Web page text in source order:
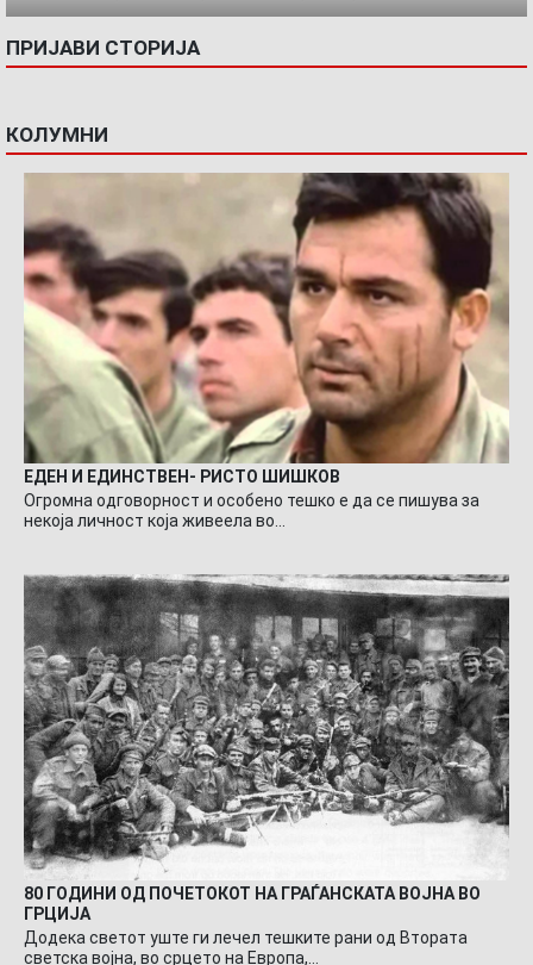
ПРИЈАВИ СТОРИЈА
КОЛУМНИ
ЕДЕН И ЕДИНСТВЕН- РИСТО ШИШКОВ
Огромна одговорност и особено тешко е да се пишува за
некоја личност која живеела во…
80 ГОДИНИ ОД ПОЧЕТОКОТ НА ГРАЃАНСКАТА ВОЈНА ВО
ГРЦИЈА
Додека светот уште ги лечел тешките рани од Втората
светска војна, во срцето на Европа,…